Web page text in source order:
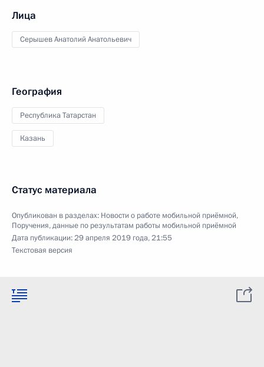
Лица
Серышев Анатолий Анатольевич
География
Республика Татарстан
Казань
Статус материала
Опубликован в разделах: Новости о работе мобильной приёмной,
Поручения, данные по результатам работы мобильной приёмной
Дата публикации:29 апреля 2019 года, 21:55
Текстовая версия